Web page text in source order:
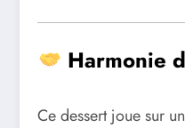
Harmonie
Ce dessert joue sur